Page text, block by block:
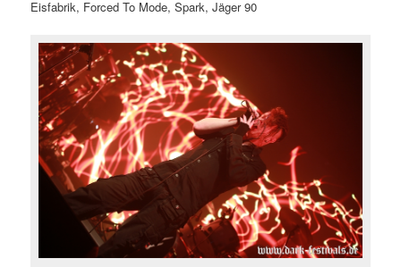
Eisfabrik, Forced To Mode, Spark, Jäger 90